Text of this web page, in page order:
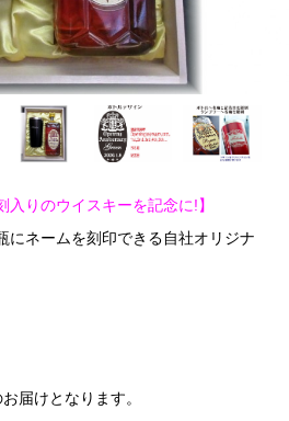
入りのウイスキーを記念に!】
にネームを刻印できる自社オリジナ
届けとなります。